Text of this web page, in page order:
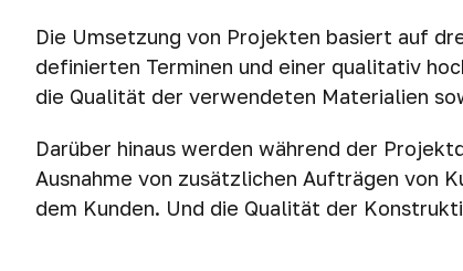
Die Umsetzung von Projekten basiert auf
definierten Terminen und einer qualitativ
die Qualität der verwendeten Materialien
Darüber hinaus werden während der
Ausnahme von zusätzlichen Aufträgen von
dem Kunden. Und die Qualität der